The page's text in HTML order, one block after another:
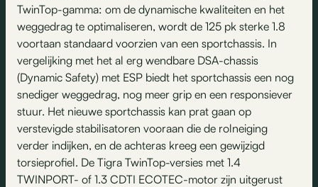
TwinTop-gamma: om de dynamische kwaliteiten en het
weggedrag te optimaliseren, wordt de 125 pk sterke 1.8
voortaan standaard voorzien van een sportchassis. In
vergelijking met het al erg wendbare DSA-chassis
(Dynamic Safety) met ESP biedt het sportchassis een nog
snediger weggedrag, nog meer grip en een responsiever
stuur. Het nieuwe sportchassis kan prat gaan op
verstevigde stabilisatoren vooraan die de rolneiging
verder indijken, en de achteras kreeg een gewijzigd
torsieprofiel. De Tigra TwinTop-versies met 1.4
TWINPORT- of 1.3 CDTI ECOTEC-motor zijn uitgerust